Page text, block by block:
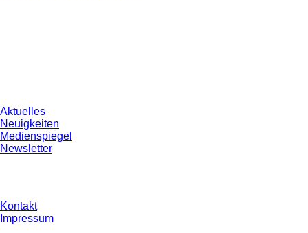
Aktuelles
Neuigkeiten
Medienspiegel
Newsletter
Kontakt
Impressum